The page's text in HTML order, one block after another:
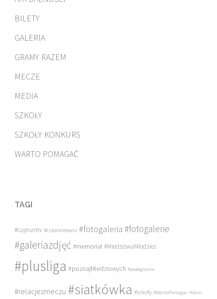
BILETY
GALERIA
GRAMY RAZEM
MECZE
MEDIA
SZKOŁY
SZKOŁY KONKURS
WARTO POMAGAĆ
TAGI
#cuprumtv #czasnarewanż #fotogaleria #fotogalerie
#galeriazdjęć #memoriał #MiedziowaMlodziez
#plusliga #poznajMiedziowych #pożegnania
#relacjezmeczu #siatkówka #szkoły #WartoPomagac Adam